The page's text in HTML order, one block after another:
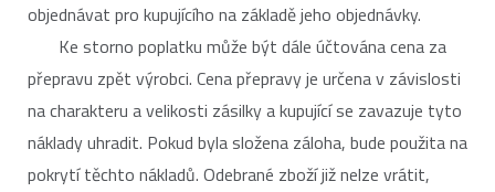
objednávat pro kupujícího na základě jeho objednávky.
Ke storno poplatku může být dále účtována cena za
přepravu zpět výrobci. Cena přepravy je určena v závislosti
na charakteru a velikosti zásilky a kupující se zavazuje tyto
náklady uhradit. Pokud byla složena záloha, bude použita na
pokrytí těchto nákladů. Odebrané zboží již nelze vrátit,